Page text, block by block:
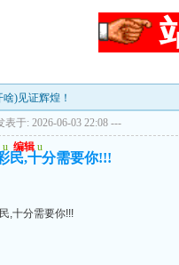
)见证辉煌！
表于: 2026-06-03 22:08 ---
u 编辑 u
民,十分需要你!!!
,十分需要你!!!